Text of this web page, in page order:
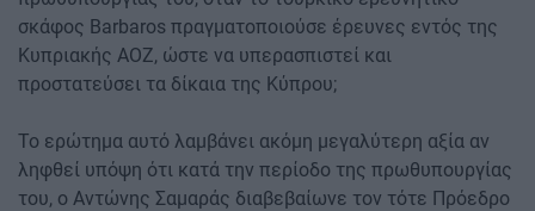
σκάφος Barbaros πραγματοποιούσε έρευνες εντός της
Κυπριακής ΑΟΖ, ώστε να υπερασπιστεί και
προστατεύσει τα δίκαια της Κύπρου;
Το ερώτημα αυτό λαμβάνει ακόμη μεγαλύτερη αξία αν
ληφθεί υπόψη ότι κατά την περίοδο της πρωθυπουργίας
του, ο Αντώνης Σαμαράς διαβεβαίωνε τον τότε Πρόεδρο